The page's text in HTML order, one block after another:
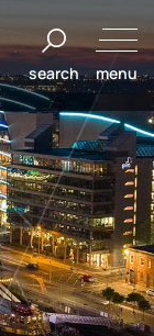
search menu